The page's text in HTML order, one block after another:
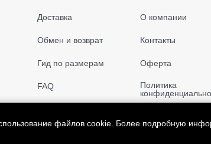
Доставка
Обмен и возврат
Гид по размерам
FAQ
О компании
Контакты
Оферта
Политика
файлов cookie. Более подробную